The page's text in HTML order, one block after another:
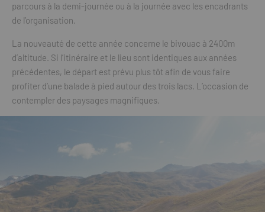
parcours à la demi-journée ou à la journée avec les encadrants
de l’organisation.
La nouveauté de cette année concerne le bivouac à 2400m
d’altitude. Si l’itinéraire et le lieu sont identiques aux années
précédentes, le départ est prévu plus tôt afin de vous faire
profiter d’une balade à pied autour des trois lacs. L’occasion de
contempler des paysages magnifiques.